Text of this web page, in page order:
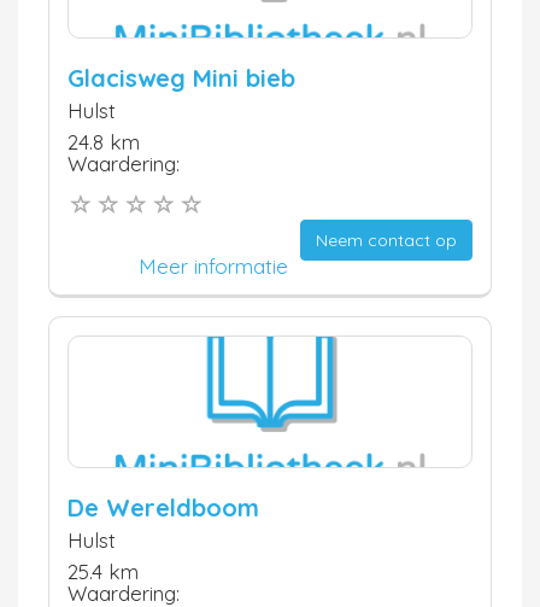
Glacisweg Mini bieb
Hulst
24.8 km
Waardering:
Neem contact op
Meer informatie
De Wereldboom
Hulst
25.4 km
Waardering: